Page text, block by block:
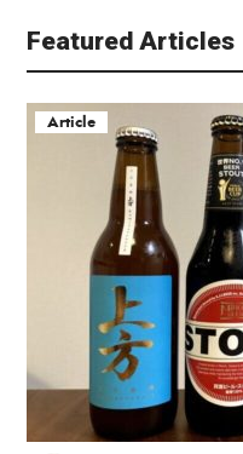
Featured Articles
Article